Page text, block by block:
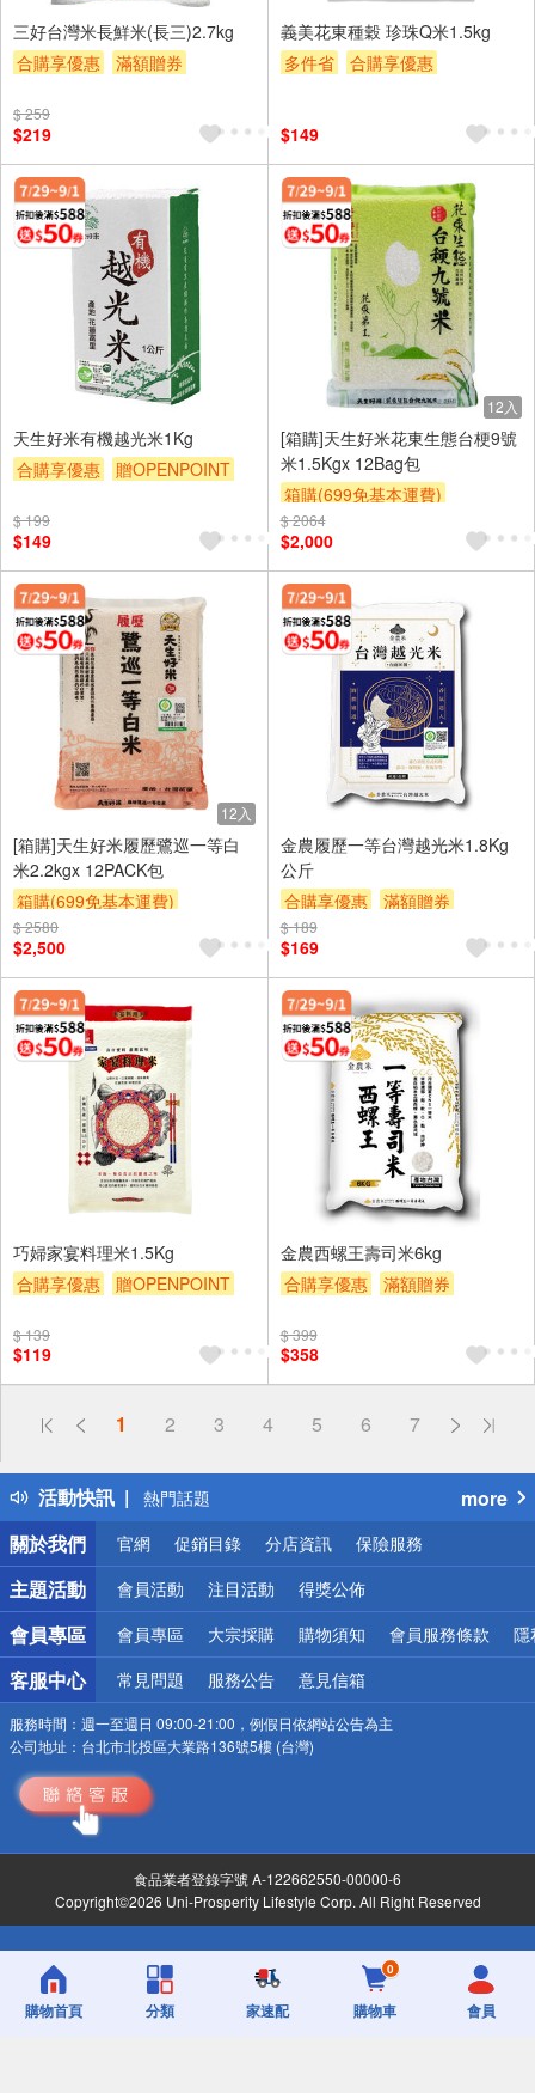
三好台灣米長鮮米(長三)2.7kg
合購享優惠
滿額贈券
$ 259
$219
義美花東種穀 珍珠Q米1.5kg
多件省
合購享優惠
$149
天生好米有機越光米1Kg
合購享優惠
贈OPENPOINT
$ 199
$149
12入
[箱購]天生好米花東生態台梗9號
米1.5Kgx 12Bag包
箱購(699免基本運費)
合購享優惠
滿額贈券
$ 2064
$2,000
12入
[箱購]天生好米履歷鷺巡一等白
米2.2kgx 12PACK包
箱購(699免基本運費)
合購享優惠
滿額贈券
$ 2580
$2,500
金農履歷一等台灣越光米1.8Kg
公斤
合購享優惠
滿額贈券
贈$200
$ 189
$169
巧婦家宴料理米1.5Kg
合購享優惠
贈OPENPOINT
$ 139
$119
金農西螺王壽司米6kg
合購享優惠
滿額贈券
$ 399
$358
1 2 3 4 5 6 7
活動快訊
偏遠地區配送
得獎公告
熱門話題
銀行優惠
偏遠地區配送
詐騙網頁！請小心！
more
關於我們
官網 促銷目錄 分店資訊 保險服務
主題活動 會員活動 注目活動 得獎公佈
會員專區 會員專區 大宗採購 購物須知 會員服務條款 隱
客服中心 常見問題 服務公告 意見信箱
服務時間： 週一至週日 09:00-21:00，例假日依網站公告為主
公司地址： 台北市北投區大業路136號5樓 (台灣)
食品業者登錄字號 A-122662550-00000-6
Copyright©2026 Uni-Prosperity Lifestyle Corp. All Right Reserved
購物首頁 分類 家速配
0
購物車 會員